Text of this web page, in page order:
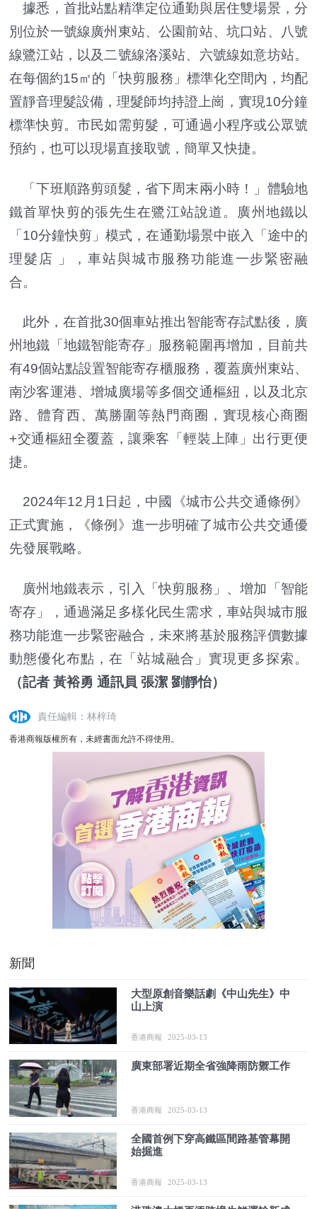
據悉，首批站點精準定位通勤與居住雙場景，分
別位於一號線廣州東站、公園前站、坑口站、八號
線鷺江站，以及二號線洛溪站、六號線如意坊站。
在每個約15㎡的「快剪服務」標準化空間內，均配
置靜音理髮設備，理髮師均持證上崗，實現10分鐘
標準快剪。市民如需剪髮，可通過小程序或公眾號
預約，也可以現場直接取號，簡單又快捷。
「下班順路剪頭髮，省下周末兩小時！」體驗地
鐵首單快剪的張先生在鷺江站說道。廣州地鐵以
「10分鐘快剪」模式，在通勤場景中嵌入「途中的
理髮店 」，車站與城市服務功能進一步緊密融
合。
此外，在首批30個車站推出智能寄存試點後，廣
州地鐵「地鐵智能寄存」服務範圍再增加，目前共
有49個站點設置智能寄存櫃服務，覆蓋廣州東站、
南沙客運港、增城廣場等多個交通樞紐，以及北京
路、體育西、萬勝圍等熱門商圈，實現核心商圈
+交通樞紐全覆蓋，讓乘客「輕裝上陣」出行更便
捷。
2024年12月1日起，中國《城市公共交通條例》
正式實施，《條例》進一步明確了城市公共交通優
先發展戰略。
廣州地鐵表示，引入「快剪服務」、增加「智能
寄存」，通過滿足多樣化民生需求，車站與城市服
務功能進一步緊密融合，未來將基於服務評價數據
動態優化布點，在「站城融合」實現更多探索。
（記者 黃裕勇 通訊員 張潔 劉靜怡）
責任編輯：林梓琦
香港商報版權所有，未經書面允許不得使用。
新聞
大型原創音樂話劇《中山先生》中
山上演
香港商報 2025-03-13
廣東部署近期全省強降雨防禦工作
香港商報 2025-03-13
全國首例下穿高鐵區間路基管幕開
始掘進
香港商報 2025-03-13